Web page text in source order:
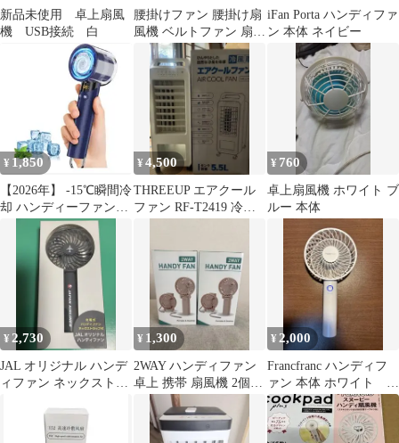
扇風機
新品未使用 卓上扇風
機 USB接続 白
腰掛けファン 腰掛け扇
風機 ベルトファン 扇風
機 腰掛けエアコン
4000mAh
iFan Porta ハンディファ
ン 本体 ネイビー
¥ 1,850
【2026年】 -15℃瞬間冷
却 ハンディーファン
4800mAh
¥4,500
THREEUP エアクール
ファン RF-T2419 冷風
¥ 760
卓上扇風機 ホワイト ブ
ルー 本体
¥ 2,730
JAL オリジナル ハンデ
ィファン ネックストラ
¥ 1,300
2WAY ハンディファン
卓上 携帯 扇風機 2個セ
ット
¥ 2,000
Francfranc ハンディフ
ァン 本体 ホワイト
TYPEC